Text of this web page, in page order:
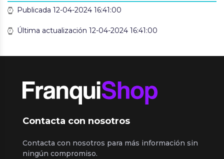
Publicada 12-04-2024 16:41:00
Última actualización 12-04-2024 16:41:00
Contacta con nosotros
Contacta con nosotros para más información sin
ningún compromiso.